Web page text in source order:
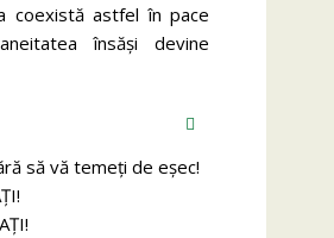
coexistă astfel în pace
însăși devine
să vă temeţi de eşec!